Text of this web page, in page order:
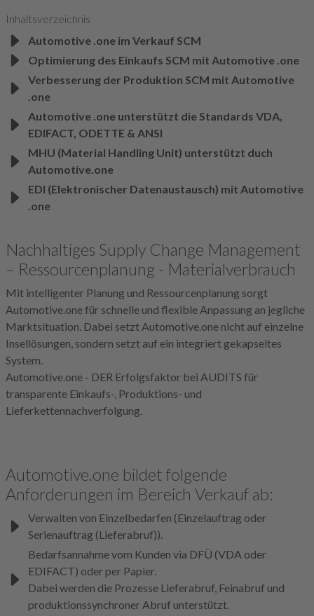
Inhaltsverzeichnis
Automotive .one im Verkauf SCM
Optimierung des Einkaufs SCM mit Automotive .one
Verbesserung der Produktion SCM mit Automotive
.one
Automotive .one unterstützt die Standards VDA
EDIFACT ODETTE & ANSI
MHU (Material Handling Unit) unterstützt duch
Automotive.one
EDI (Elektronischer Datenaustausch) mit Automotive
.one
Nachhaltiges Supply Change Management
– Ressourcenplanung - Materialverbrauch
Mit intelligenter Planung und Ressourcenplanung sorgt
Automotive.one für schnelle und flexible Anpassung an jegliche
Marktsituation. Dabei setzt Automotive.one nicht auf einzelne
Insellösungen, sondern setzt auf ein integriert gekapseltes
System.
Automotive.one - DER Erfolgsfaktor bei AUDITS für
transparente Einkaufs-, Produktions- und
Lieferkettennachverfolgung.
Automotive.one bildet folgende
Anforderungen im Bereich Verkauf ab:
Verwalten von Einzelbedarfen (Einzelauftrag oder
Serienauftrag (Lieferabruf)).
Bedarfsannahme vom Kunden via DFÜ (VDA oder
EDIFACT) oder per Papier.
Dabei werden die Prozesse Lieferabruf, Feinabruf und
produktionssynchroner Abruf unterstützt.